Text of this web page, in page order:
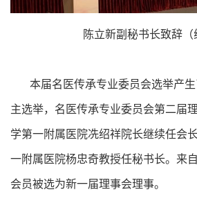
陈立新副秘书长致辞（
本届名医传承专业委员会选举产生
主选举，名医传承专业委员会第二届
学第一附属医院冼绍祥院长继续任会
一附属医院杨忠奇教授任秘书长。来
会员被选为新一届理事会理事。